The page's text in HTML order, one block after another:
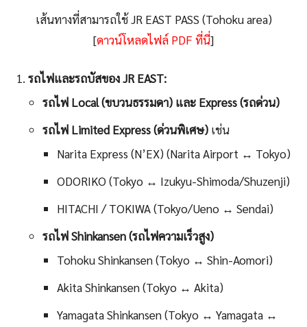
เส้นทางที่สามารถใช้ JR EAST PASS (Tohoku area)
[ดาวน์โหลดไฟล์ PDF ที่นี่]
รถไฟและรถบัสของ JR EAST:
รถไฟ Local (ขบวนธรรมดา) และ Express (รถด่วน)
รถไฟ Limited Express (ด่วนพิเศษ) เช่น
Narita Express (N’EX) (Narita Airport ↔ Tokyo)
ODORIKO (Tokyo ↔ Izukyu-Shimoda/Shuzenji)
HITACHI / TOKIWA (Tokyo/Ueno ↔ Sendai)
รถไฟ Shinkansen (รถไฟความเร็วสูง)
Tohoku Shinkansen (Tokyo ↔ Shin-Aomori)
Akita Shinkansen (Tokyo ↔ Akita)
Yamagata Shinkansen (Tokyo ↔ Yamagata ↔